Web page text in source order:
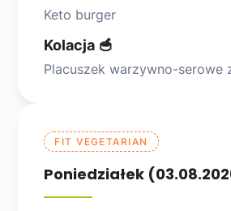
Keto burger
Kolacja 🥣
Placuszek warzywno-serowe
FIT VEGETARIAN
Poniedziałek